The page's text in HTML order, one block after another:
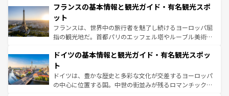
なお、新着のイタリア情報はコンテンツ一覧を参照してほ
しい。
文化が根付くこの国では、情熱的なフラメンコ、熱気あふ
れる闘牛、そして美味しいタパスが生活の一部となってい
る。首都マドリードの洗練された雰囲気や、バルセロナの
アートに溢れた街角から、地方では古代ローマ遺跡や中世
せる。地方によって風土や気候が異なるスペインはその個
ンテンツ一覧 を参照してほしい。
フランスの基本情報と観光ガイド・有名観光スポ
ット
フランスは、世界中の旅行者を魅了し続けるヨーロッパ屈
指の観光地だ。首都パリのエッフェル塔やルーブル美術館
で、幅広い魅力が詰まっている。華麗な宮殿、歴史的な大
聖堂、美しいビーチ、そして豊かな自然が、訪れる者を心
から魅了する。また、フランスは美食の国としても知ら
れ、フランス料理はユネスコ無形文化遺産にも登録されて
ドイツの基本情報と観光ガイド・有名観光スポッ
ト
ドイツは、豊かな歴史と多彩な文化が交差するヨーロッパ
の中心に位置する国。中世の街並みが残るロマンチック街